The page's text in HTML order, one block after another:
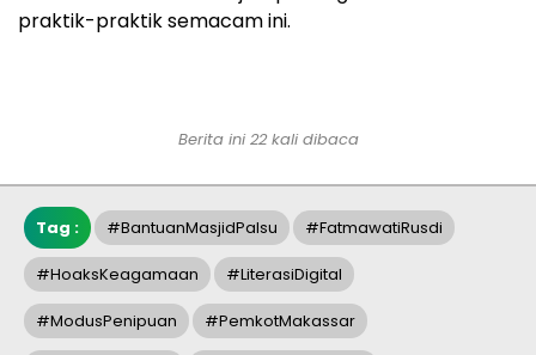
praktik-praktik semacam ini.
Berita ini 22 kali dibaca
Tag : #BantuanMasjidPalsu #FatmawatiRusdi
#HoaksKeagamaan #LiterasiDigital
#ModusPenipuan #PemkotMakassar